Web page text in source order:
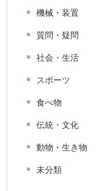
機械・装置
質問・疑問
社会・生活
スポーツ
食べ物
伝統・文化
動物・生き物
未分類